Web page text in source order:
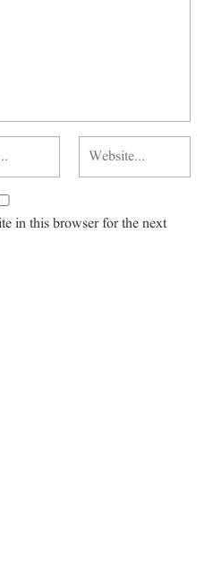
in this browser for the next